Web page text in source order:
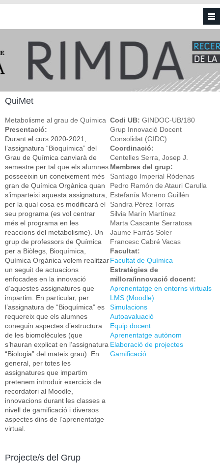
Vés al contingut
QuiMet
Metabolisme al grau de Química
Presentació:
Durant el curs 2020-2021,
l’assignatura “Bioquímica” del
Grau de Química canviarà de
semestre per tal que els alumnes
posseeixin un coneixement més
gran de Química Orgànica quan
s’imparteixi aquesta assignatura,
per la qual cosa es modificarà el
seu programa (es vol centrar
més el programa en les
reaccions del metabolisme). Un
grup de professors de Química
per a Biòlegs, Bioquímica,
Química Orgànica volem realitzar
un seguit de actuacions
enfocades en la innovació
d’aquestes assignatures que
impartim. En particular, per
l’assignatura de “Bioquímica” es
requereix que els alumnes
coneguin aspectes d’estructura
de les biomolècules (que
s’hauran explicat en l’assignatura
“Biologia” del mateix grau). En
general, per totes les
assignatures que impartim
pretenem introduir exercicis de
recordatori al Moodle,
innovacions durant les classes a
nivell de gamificació i diversos
aspectes dins de l’aprenentatge
virtual.
Codi UB: GINDOC-UB/180
Grup Innovació Docent
Consolidat (GIDC)
Coordinació:
Centelles Serra, Josep J.
Membres del grup:
Santiago Imperial Ródenas
Pedro Ramón de Atauri Carulla
Estefanía Moreno Guillén
Sandra Pérez Torras
Silvia Marín Martínez
Marta Cascante Serratosa
Jaume Farràs Soler
Francesc Cabré Vacas
Facultat:
Facultat de Química
Estratègies de
millora/innovació docent:
Aprenentatge en entorns virtuals
LMS (Moodle)
Simulacions
Autoavaluació
Equip docent
Aprenentatge autònom
Elaboració de projectes
Gamificació
Projecte/s del Grup